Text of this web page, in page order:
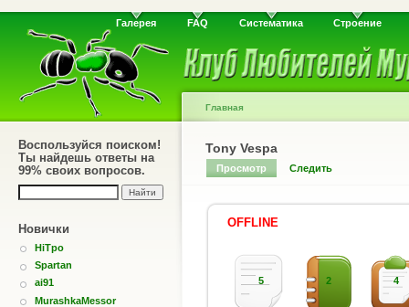
Галерея FAQ Систематика Строение
Воспользуйся поиском!
Ты найдешь ответы на
99% своих вопросов.
Новички
HiTpo
Spartan
ai91
MurashkaMessor
Главная
Tony Vespa
Просмотр Следить
OFFLINE
5 2 4